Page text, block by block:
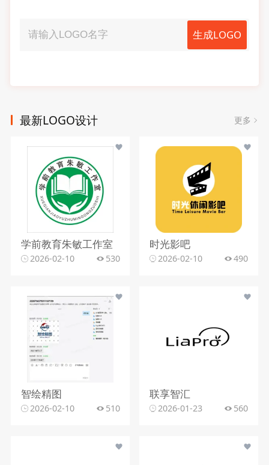
生成LOGO
最新LOGO设计 更多
学前教育朱敏工作室
2026-02-10 530
时光影吧
2026-02-10 490
智绘精图
2026-02-10 510
联享智汇
2026-01-23 560